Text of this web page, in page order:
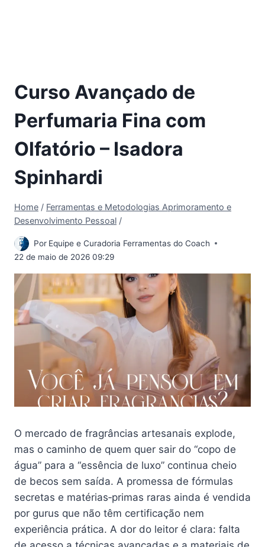
Curso Avançado de
Perfumaria Fina com
Olfatório – Isadora
Spinhardi
Home / Ferramentas e Metodologias Aprimoramento e
Desenvolvimento Pessoal /
Por Equipe e Curadoria Ferramentas do Coach
22 de maio de 2026 09:29
O mercado de fragrâncias artesanais explode,
mas o caminho de quem quer sair do “copo de
água” para a “essência de luxo” continua cheio
de becos sem saída. A promessa de fórmulas
secretas e matérias‑primas raras ainda é vendida
por gurus que não têm certificação nem
experiência prática. A dor do leitor é clara: falta